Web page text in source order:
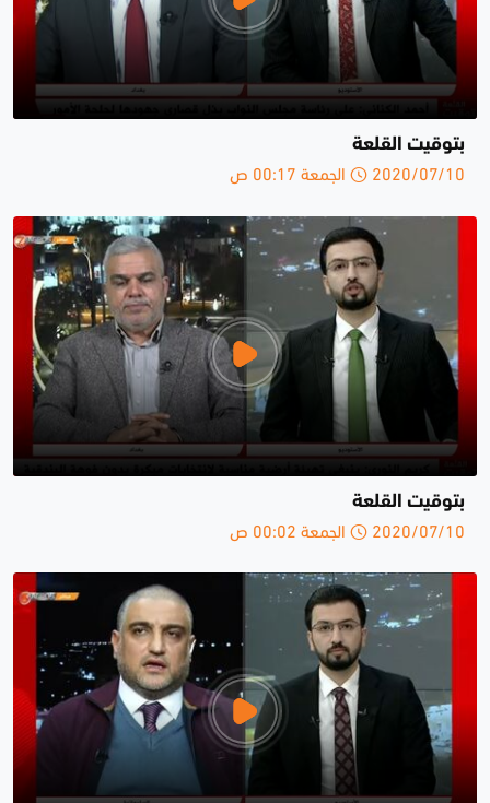
بتوقيت القلعة
2020/07/10 الجمعة 00:17 ص
بتوقيت القلعة
2020/07/10 الجمعة 00:02 ص